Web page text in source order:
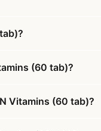
(60 tab)?
Vitamins (60 tab)?